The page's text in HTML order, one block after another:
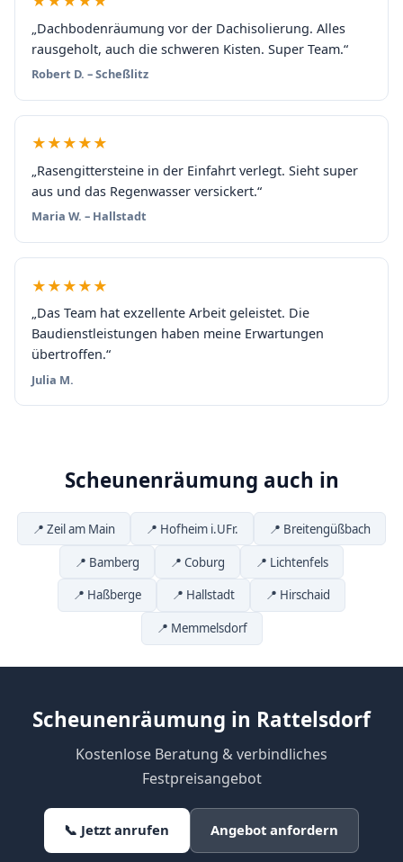
„Dachbodenräumung vor der Dachisolierung. Alles
rausgeholt, auch die schweren Kisten. Super Team.“
Robert D. – Scheßlitz
★★★★★
„Rasengittersteine in der Einfahrt verlegt. Sieht super
aus und das Regenwasser versickert.“
Maria W. – Hallstadt
★★★★★
„Das Team hat exzellente Arbeit geleistet. Die
Baudienstleistungen haben meine Erwartungen
übertroffen.“
Julia M.
Scheunenräumung auch in
📍 Zeil am Main 📍 Hofheim i.UFr. 📍 Breitengüßbach
📍 Bamberg 📍 Coburg 📍 Lichtenfels
📍 Haßberge 📍 Hallstadt 📍 Hirschaid
📍 Memmelsdorf
Scheunenräumung in Rattelsdorf
Kostenlose Beratung & verbindliches
Festpreisangebot
📞 Jetzt anrufen Angebot anfordern